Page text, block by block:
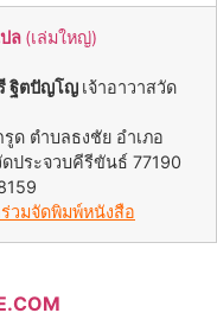
ล (เล่มใหญ่)
ฐิตปัญโญ เจ้าอาวาสวัด
ด ตำบลธงชัย อำเภอ
ประจวบคีรีขันธ์ 77190
วมจัดพิมพ์หนังสือ